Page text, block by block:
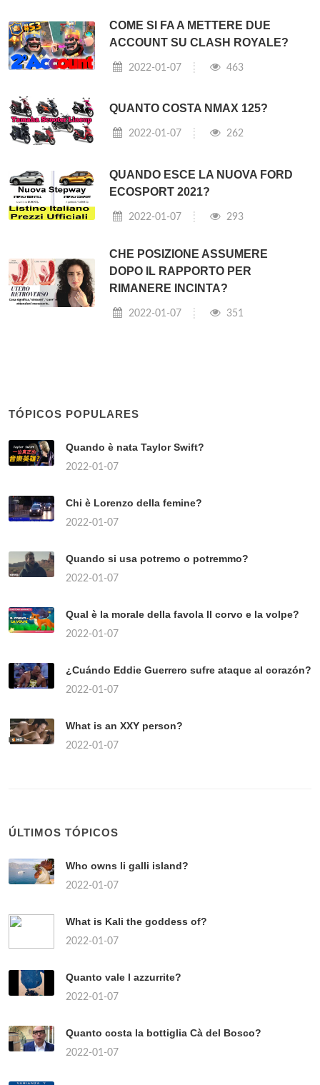
COME SI FA A METTERE DUE
ACCOUNT SU CLASH ROYALE?
2022-01-07 463
QUANTO COSTA NMAX 125?
2022-01-07 262
QUANDO ESCE LA NUOVA FORD
ECOSPORT 2021?
2022-01-07 293
CHE POSIZIONE ASSUMERE
DOPO IL RAPPORTO PER
RIMANERE INCINTA?
2022-01-07 351
TÓPICOS POPULARES
Quando è nata Taylor Swift?
2022-01-07
Chi è Lorenzo della femine?
2022-01-07
Quando si usa potremo o potremmo?
2022-01-07
Qual è la morale della favola Il corvo e la volpe?
2022-01-07
¿Cuándo Eddie Guerrero sufre ataque al corazón?
2022-01-07
What is an XXY person?
2022-01-07
ÚLTIMOS TÓPICOS
Who owns li galli island?
2022-01-07
What is Kali the goddess of?
2022-01-07
Quanto vale l azzurrite?
2022-01-07
Quanto costa la bottiglia Cà del Bosco?
2022-01-07